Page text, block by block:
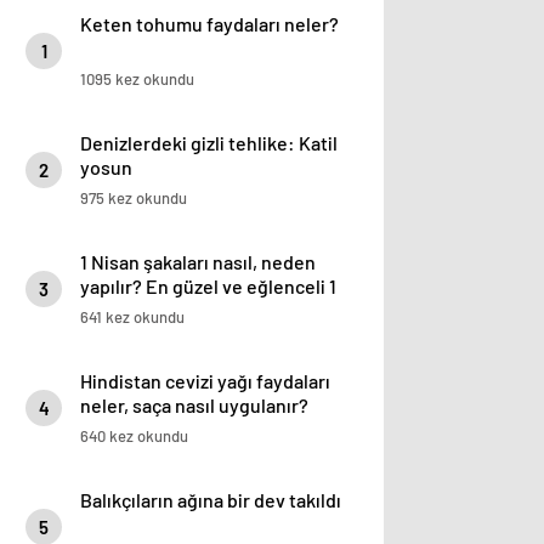
1
Keten tohumu faydaları neler?
1095 kez okundu
2
Denizlerdeki gizli tehlike: Katil
yosun
975 kez okundu
3
1 Nisan şakaları nasıl, neden
yapılır? En güzel ve eğlenceli 1
Nisan şakaları…
641 kez okundu
4
Hindistan cevizi yağı faydaları
neler, saça nasıl uygulanır?
640 kez okundu
5
Balıkçıların ağına bir dev takıldı